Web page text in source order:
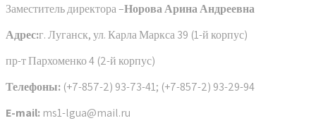
Заместитель директора –Норова Арина Андреевна
Адрес:г. Луганск, ул. Карла Маркса 39 (1-й корпус)
пр-т Пархоменко 4 (2-й корпус)
Телефоны: (+7-857-2) 93-73-41; (+7-857-2) 93-29-94
E-mail: ms1-lgua@mail.ru